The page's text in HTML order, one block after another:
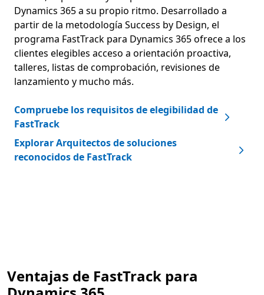
Dynamics 365 a su propio ritmo. Desarrollado a
partir de la metodología Success by Design, el
programa FastTrack para Dynamics 365 ofrece a los
clientes elegibles acceso a orientación proactiva,
talleres, listas de comprobación, revisiones de
lanzamiento y mucho más.
Compruebe los requisitos de elegibilidad de
FastTrack
Explorar Arquitectos de soluciones
reconocidos de FastTrack
Ventajas de FastTrack para